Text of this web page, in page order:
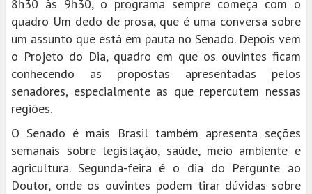
8h30 às 9h30, o programa sempre começa com o
quadro Um dedo de prosa, que é uma conversa sobre
um assunto que está em pauta no Senado. Depois vem
o Projeto do Dia, quadro em que os ouvintes ficam
conhecendo as propostas apresentadas pelos
senadores, especialmente as que repercutem nessas
regiões.
O Senado é mais Brasil também apresenta seções
semanais sobre legislação, saúde, meio ambiente e
agricultura. Segunda-feira é o dia do Pergunte ao
Doutor, onde os ouvintes podem tirar dúvidas sobre